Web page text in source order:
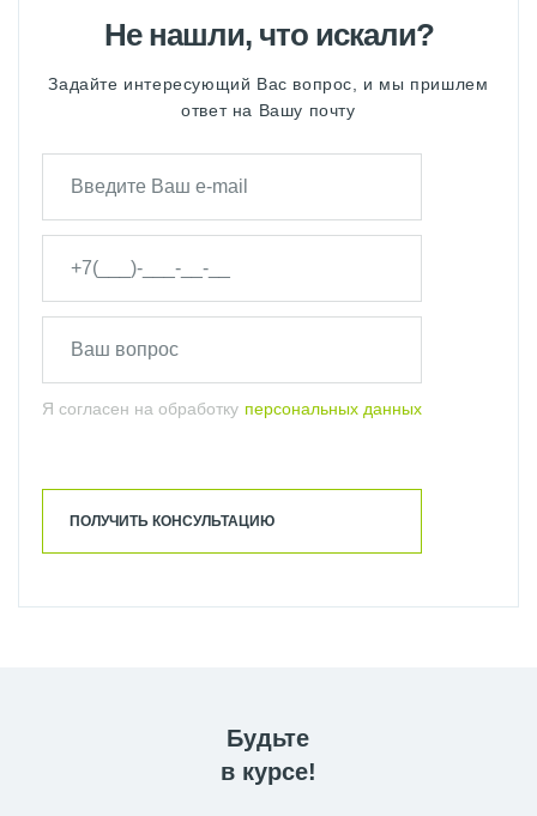
Не нашли, что искали?
Задайте интересующий Вас вопрос, и мы пришлем
ответ на Вашу почту
Я согласен на обработку персональных данных
ПОЛУЧИТЬ КОНСУЛЬТАЦИЮ
Будьте
в курсе!